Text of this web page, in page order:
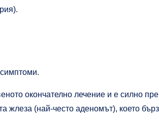
окончателно лечение и е силно
жлеза (най-често аденомът), което